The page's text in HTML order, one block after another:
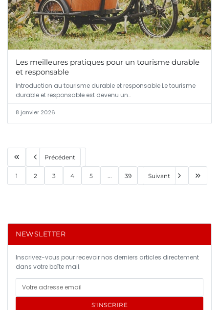
Les meilleures pratiques pour un tourisme durable
et responsable
Introduction au tourisme durable et responsable Le tourisme
durable et responsable est devenu un…
8 janvier 2026
Précédent
1 2 3 4 5 ... 39 Suivant
NEWSLETTER
Inscrivez-vous pour recevoir nos derniers articles directement
dans votre boîte mail.
S'INSCRIRE